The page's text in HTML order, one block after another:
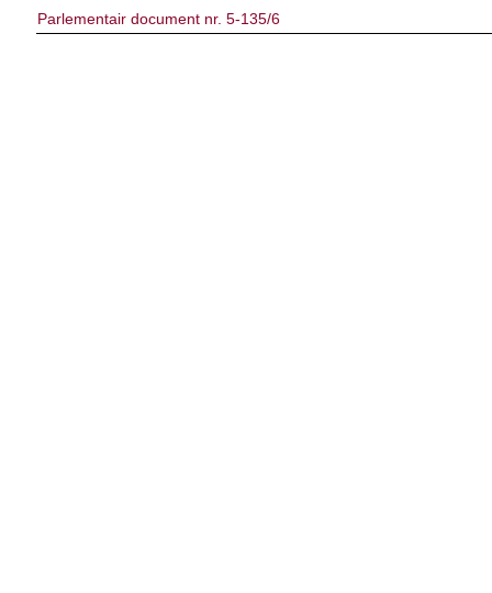
Parlementair document nr. 5-135/6